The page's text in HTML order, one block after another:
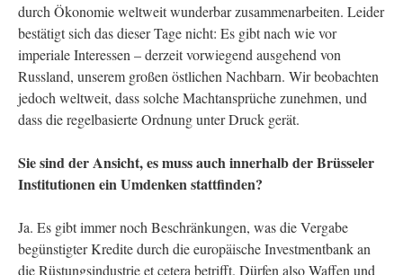
durch Ökonomie weltweit wunderbar zusammenarbeiten. Leider
bestätigt sich das dieser Tage nicht: Es gibt nach wie vor
imperiale Interessen – derzeit vorwiegend ausgehend von
Russland, unserem großen östlichen Nachbarn. Wir beobachten
jedoch weltweit, dass solche Machtansprüche zunehmen, und
dass die regelbasierte Ordnung unter Druck gerät.
Sie sind der Ansicht, es muss auch innerhalb der Brüsseler
Institutionen ein Umdenken stattfinden?
Ja. Es gibt immer noch Beschränkungen, was die Vergabe
begünstigter Kredite durch die europäische Investmentbank an
die Rüstungsindustrie et cetera betrifft. Dürfen also Waffen und